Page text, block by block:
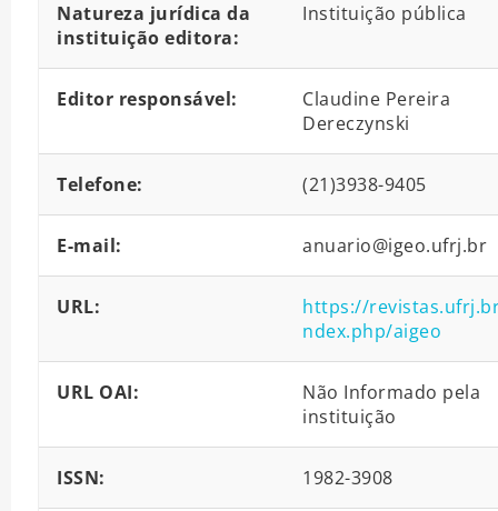
Natureza jurídica da
instituição editora:
Instituição pública
Editor responsável:
Claudine Pereira
Dereczynski
Telefone: (21)3938-9405
E-mail: anuario@igeo.ufrj.br
URL:
https://
ndex.php/aigeo
URL OAI:
Não Informado pela
instituição
ISSN: 1982-3908